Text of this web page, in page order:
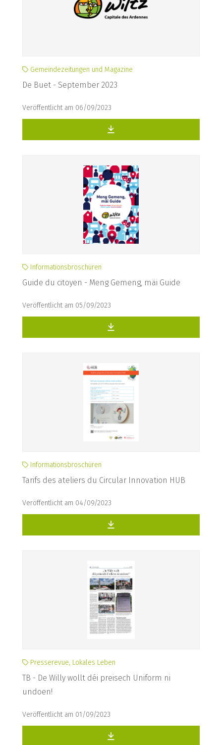
Gemeindezeitungen und Magazine
De Buet - September 2023
Veröffentlicht am 06/09/2023
Informationsbroschüren
Guide du citoyen - Meng Gemeng, mäi Guide
Veröffentlicht am 05/09/2023
Informationsbroschüren
Tarifs des ateliers du Circular Innovation HUB
Veröffentlicht am 04/09/2023
Presserevue, Lokales Leben
TB - De Willy wollt déi preisech Uniform ni
undoen!
Veröffentlicht am 01/09/2023